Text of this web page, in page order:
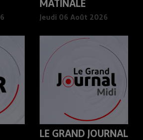
MATINALE
Jeudi 06 Août 2026
LE GRAND JOURNAL